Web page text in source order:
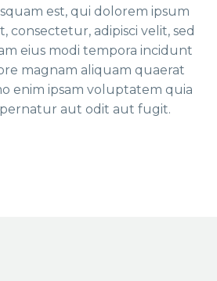
est, qui dolorem ipsum
consectetur, adipisci velit, sed
eius modi tempora incidunt
magnam aliquam quaerat
enim ipsam voluptatem quia
aut odit aut fugit.